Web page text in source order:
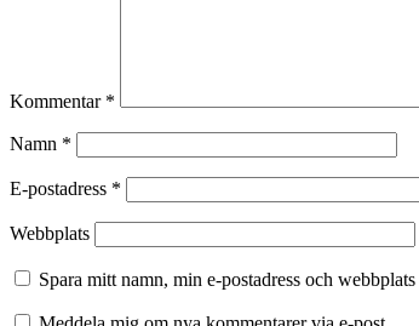
Kommentar *
Namn *
E-postadress *
Webbplats
Spara mitt namn, min e-postadress och